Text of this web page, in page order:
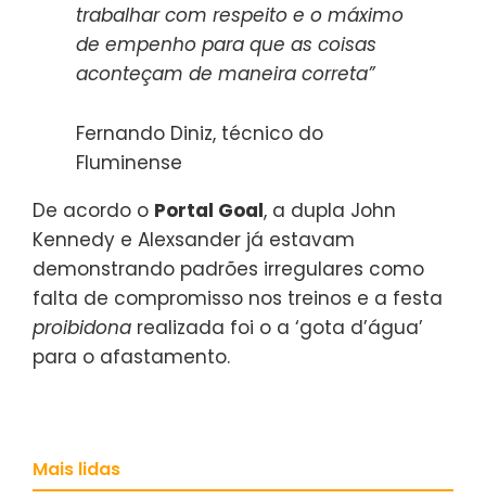
trabalhar com respeito e o máximo
de empenho para que as coisas
aconteçam de maneira correta”
Fernando Diniz, técnico do
Fluminense
De acordo o Portal Goal, a dupla John
Kennedy e Alexsander já estavam
demonstrando padrões irregulares como
falta de compromisso nos treinos e a festa
proibidona realizada foi o a ‘gota d’água’
para o afastamento.
Mais lidas